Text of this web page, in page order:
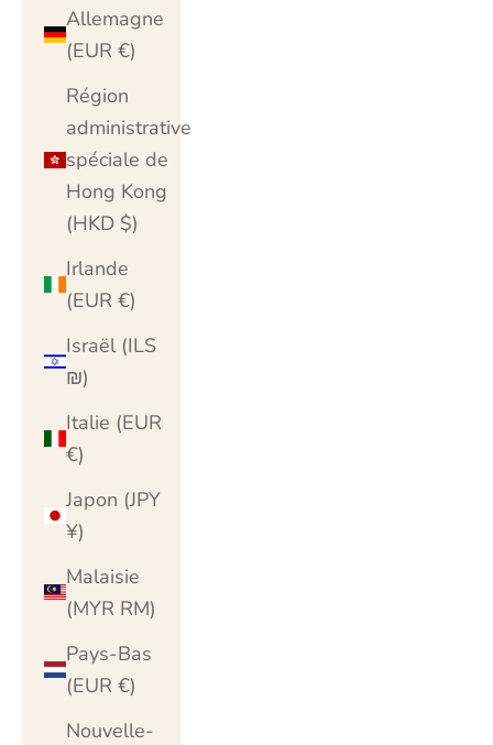
Allemagne
(EUR €)
Région
administrative
spéciale de
Hong Kong
(HKD $)
Irlande
(EUR €)
Israël (ILS
₪)
Italie (EUR
€)
Japon (JPY
¥)
Malaisie
(MYR RM)
Pays-Bas
(EUR €)
Nouvelle-